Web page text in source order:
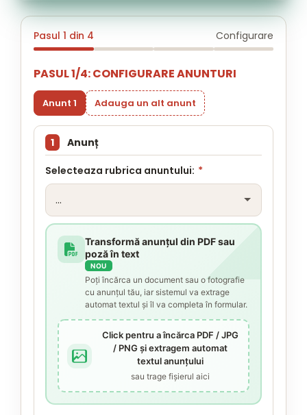
Pasul 1 din 4 Configurare
PASUL 1/4: CONFIGURARE ANUNTURI
Anunt 1 Adauga un alt anunt
1 Anunț
Selecteaza rubrica anuntului: *
Transformă anunțul din PDF sau
poză în text
NOU
Poți încărca un document sau o fotografie
cu anunțul tău, iar sistemul va extrage
automat textul și îl va completa în formular.
Click pentru a încărca PDF / JPG
/ PNG și extragem automat
textul anunțului
sau trage fișierul aici